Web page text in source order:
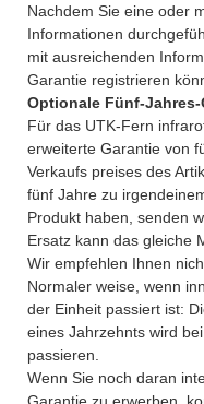
Nachdem Sie eine oder
Informationen
mit ausreichenden
Garantie registrieren
Optionale Fünf-Jahres-
Für das UTK-Fern
erweiterte Garantie von
Verkaufs preises des
fünf Jahre zu
Produkt haben, senden
Ersatz kann das gleiche
Wir empfehlen Ihnen
Normaler weise, wenn
der Einheit passiert ist:
eines Jahrzehnts wird
passieren.
Wenn Sie noch daran